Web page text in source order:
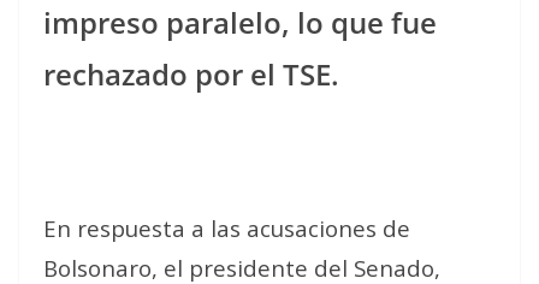
impreso paralelo, lo que fue
rechazado por el TSE.
En respuesta a las acusaciones de
Bolsonaro, el presidente del Senado,